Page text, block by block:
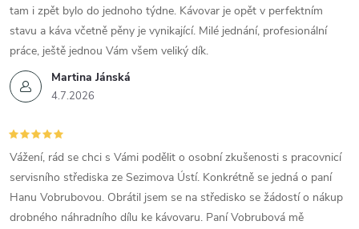
Martina Jánská
4.7.2026
tam i zpět bylo do jednoho týdne. Kávovar je opět v perfektním
stavu a káva včetně pěny je vynikající. Milé jednání, profesionální
práce, ještě jednou Vám všem veliký dík.
Vážení, rád se chci s Vámi podělit o osobní zkušenosti s pracovnicí
servisního střediska ze Sezimova Ústí. Konkrétně se jedná o paní
Hanu Vobrubovou. Obrátil jsem se na středisko se žádostí o nákup
drobného náhradního dílu ke kávovaru. Paní Vobrubová mě